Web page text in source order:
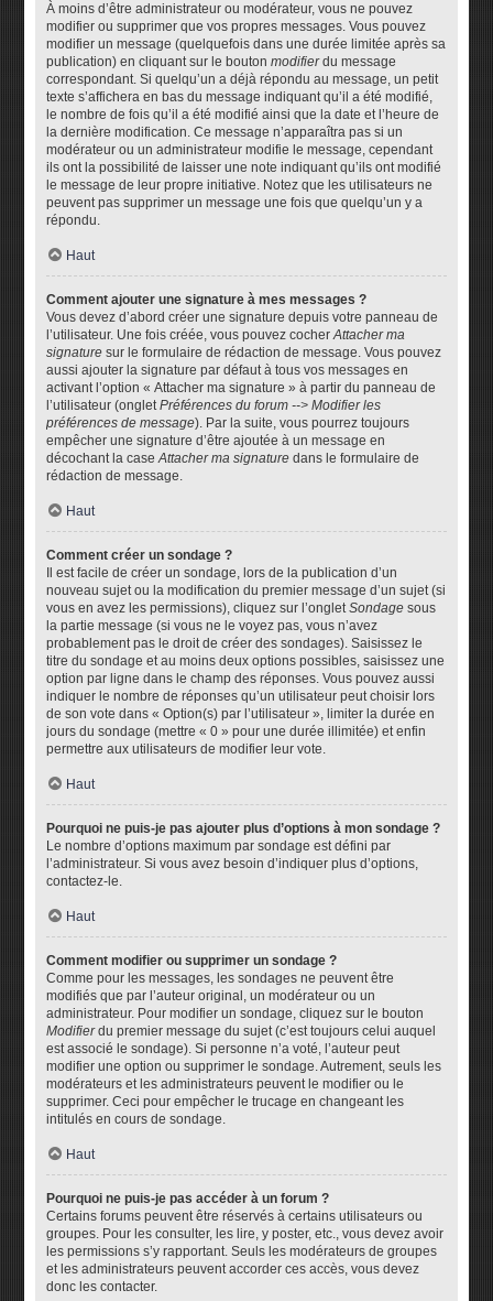
À moins d’être administrateur ou modérateur, vous ne pouvez
modifier ou supprimer que vos propres messages. Vous pouvez
modifier un message (quelquefois dans une durée limitée après sa
publication) en cliquant sur le boutonmodifierdu message
correspondant. Si quelqu’un a déjà répondu au message, un petit
texte s’affichera en bas du message indiquant qu’il a été modifié,
le nombre de fois qu’il a été modifié ainsi que la date et l’heure de
la dernière modification. Ce message n’apparaîtra pas si un
modérateur ou un administrateur modifie le message, cependant
ils ont la possibilité de laisser une note indiquant qu’ils ont modifié
le message de leur propre initiative. Notez que les utilisateurs ne
peuvent pas supprimer un message une fois que quelqu’un y a
répondu.
Haut
Comment ajouter une signature à mes messages ?
Vous devez d’abord créer une signature depuis votre panneau de
l’utilisateur. Une fois créée, vous pouvez cocherAttacher ma
signature sur le formulaire de rédaction de message. Vous pouvez
aussi ajouter la signature par défaut à tous vos messages en
activant l’option « Attacher ma signature » à partir du panneau de
l’utilisateur (ongletPréférences du forum --> Modifier les
préférences de message). Par la suite, vous pourrez toujours
empêcher une signature d’être ajoutée à un message en
décochant la caseAttacher ma signature dans le formulaire de
rédaction de message.
Haut
Comment créer un sondage ?
Il est facile de créer un sondage, lors de la publication d’un
nouveau sujet ou la modification du premier message d’un sujet (si
vous en avez les permissions), cliquez sur l’ongletSondage sous
la partie message (si vous ne le voyez pas, vous n’avez
probablement pas le droit de créer des sondages). Saisissez le
titre du sondage et au moins deux options possibles, saisissez une
option par ligne dans le champ des réponses. Vous pouvez aussi
indiquer le nombre de réponses qu’un utilisateur peut choisir lors
de son vote dans « Option(s) par l’utilisateur », limiter la durée en
jours du sondage (mettre « 0 » pour une durée illimitée) et enfin
permettre aux utilisateurs de modifier leur vote.
Haut
Pourquoi ne puis-je pas ajouter plus d’options à mon sondage ?
Le nombre d’options maximum par sondage est défini par
l’administrateur. Si vous avez besoin d’indiquer plus d’options,
contactez-le.
Haut
Comment modifier ou supprimer un sondage ?
Comme pour les messages, les sondages ne peuvent être
modifiés que par l’auteur original, un modérateur ou un
administrateur. Pour modifier un sondage, cliquez sur le bouton
Modifierdu premier message du sujet (c’est toujours celui auquel
est associé le sondage). Si personne n’a voté, l’auteur peut
modifier une option ou supprimer le sondage. Autrement, seuls les
modérateurs et les administrateurs peuvent le modifier ou le
supprimer. Ceci pour empêcher le trucage en changeant les
intitulés en cours de sondage.
Haut
Pourquoi ne puis-je pas accéder à un forum ?
Certains forums peuvent être réservés à certains utilisateurs ou
groupes. Pour les consulter, les lire, y poster, etc., vous devez avoir
les permissions s’y rapportant. Seuls les modérateurs de groupes
et les administrateurs peuvent accorder ces accès, vous devez
donc les contacter.